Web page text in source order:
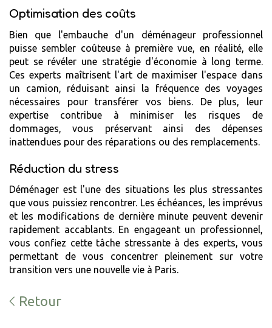
Optimisation des coûts
Bien que l'embauche d'un déménageur professionnel
puisse sembler coûteuse à première vue, en réalité, elle
peut se révéler une stratégie d'économie à long terme.
Ces experts maîtrisent l'art de maximiser l'espace dans
un camion, réduisant ainsi la fréquence des voyages
nécessaires pour transférer vos biens. De plus, leur
expertise contribue à minimiser les risques de
dommages, vous préservant ainsi des dépenses
inattendues pour des réparations ou des remplacements.
Réduction du stress
Déménager est l'une des situations les plus stressantes
que vous puissiez rencontrer. Les échéances, les imprévus
et les modifications de dernière minute peuvent devenir
rapidement accablants. En engageant un professionnel,
vous confiez cette tâche stressante à des experts, vous
permettant de vous concentrer pleinement sur votre
transition vers une nouvelle vie à Paris.
Retour